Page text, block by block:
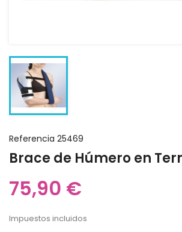
Referencia 25469
Brace de Húmero en
75,90 €
Impuestos incluidos